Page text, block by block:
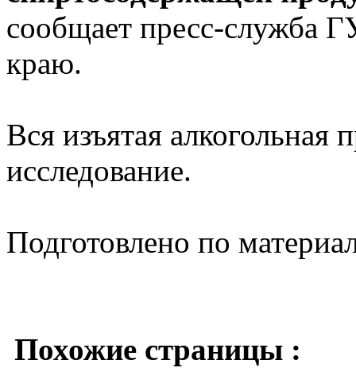
сообщает пресс-служба
краю.
Вся изъятая алкогольная
исследование.
Подготовлено по
Похожие страницы :